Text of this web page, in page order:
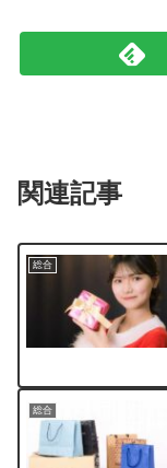
関連記事
総合
総合